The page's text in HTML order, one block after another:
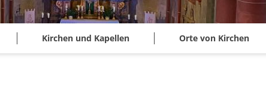
Kirchen und Kapellen Orte von Kirchen